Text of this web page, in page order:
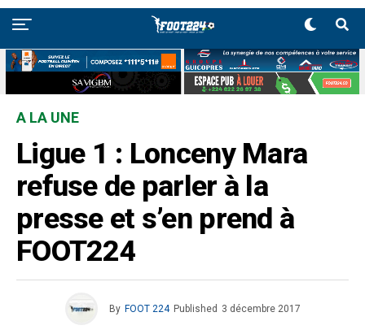
A LA UNE
Ligue 1 : Lonceny Mara
refuse de parler à la
presse et s’en prend à
FOOT224
By FOOT 224 Published 3 décembre 2017